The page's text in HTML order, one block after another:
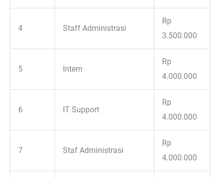
4 Staff Administrasi
Rp
3.500.000
5 Intern
Rp
4.000.000
6 IT Support
Rp
4.000.000
7 Staf Administrasi
Rp
4.000.000